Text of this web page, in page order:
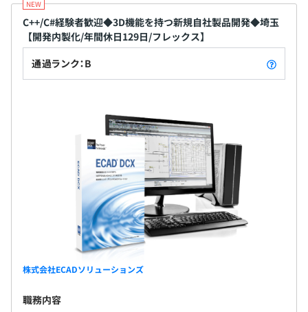
C++/C#経験者歓迎◆3D機能を持つ新規自社製品開発◆埼玉
【開発内製化/年間休日129日/フレックス】
通過ランク：B
株式会社ECADソリューションズ
職務内容